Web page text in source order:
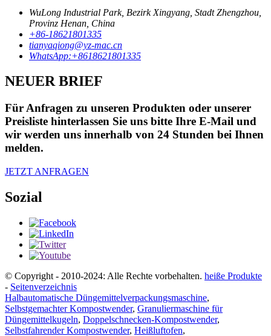
WuLong Industrial Park, Bezirk Xingyang, Stadt Zhengzhou,
Provinz Henan, China
+86-18621801335
tianyaqiong@yz-mac.cn
WhatsApp:+8618621801335
NEUER BRIEF
Für Anfragen zu unseren Produkten oder unserer
Preisliste hinterlassen Sie uns bitte Ihre E-Mail und
wir werden uns innerhalb von 24 Stunden bei Ihnen
melden.
JETZT ANFRAGEN
Sozial
© Copyright - 2010-2024: Alle Rechte vorbehalten. heiße Produkte
- Seitenverzeichnis
Halbautomatische Düngemittelverpackungsmaschine,
Selbstgemachter Kompostwender, Granuliermaschine für
Düngemittelkugeln, Doppelschnecken-Kompostwender,
Selbstfahrender Kompostwender, Heißluftofen,